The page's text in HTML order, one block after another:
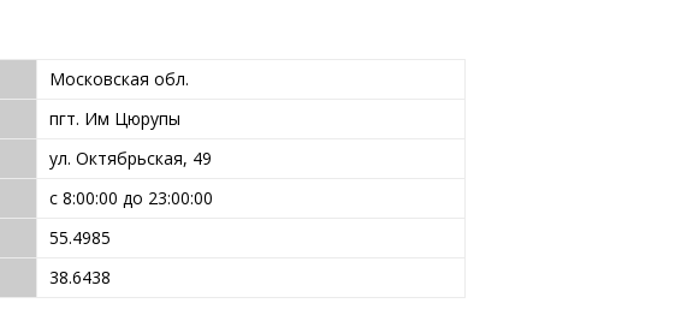
Московская обл.
пгт. Им Цюрупы
ул. Октябрьская, 49
с 8:00:00 до 23:00:00
55.4985
38.6438